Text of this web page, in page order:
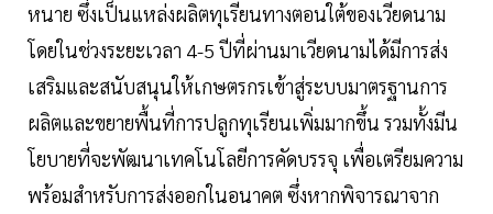
หนาย ซึ่งเป็นแหล่งผลิตทุเรียนทางตอนใต้ของเวียดนาม
โดยในช่วงระยะเวลา 4-5 ปีที่ผ่านมาเวียดนามได้มีการส่ง
เสริมและสนับสนุนให้เกษตรกรเข้าสู่ระบบมาตรฐานการ
ผลิตและขยายพื้นที่การปลูกทุเรียนเพิ่มมากขึ้น รวมทั้งมีน
โยบายที่จะพัฒนาเทคโนโลยีการคัดบรรจุ เพื่อเตรียมความ
พร้อมสำหรับการส่งออกในอนาคต ซึ่งหากพิจารณาจาก